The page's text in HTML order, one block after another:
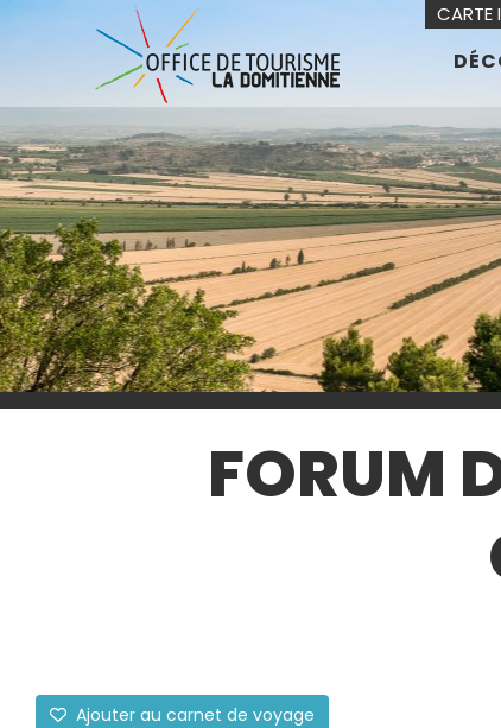
FORUM
Ajouter au carnet de voyage
CARTE